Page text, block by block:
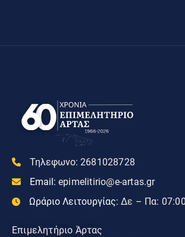
Τηλεφωνο: 2681028728
Email: epimelitirio@e-artas.gr
Ωράριο Λειτουργίας: Δε – Πα:
Επιμελητήριο Άρτας